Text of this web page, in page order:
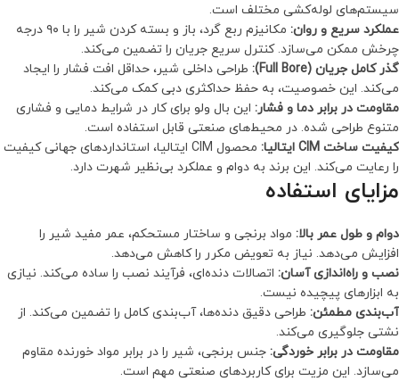
سیستم‌های لوله‌کشی مختلف است.
عملکرد سریع و روان:
مکانیزم ربع گرد، باز و بسته کردن شیر را با ۹۰ درجه
چرخش ممکن می‌سازد. کنترل سریع جریان را تضمین می‌کند.
گذر کامل جریان (Full Bore):
طراحی داخلی شیر، حداقل افت فشار را ایجاد
می‌کند. این خصوصیت، به حفظ حداکثری دبی کمک می‌کند.
مقاومت در برابر دما و فشار: این بال ولو برای کار در شرایط دمایی و فشاری
متنوع طراحی شده. در محیط‌های صنعتی قابل استفاده است.
کیفیت ساخت CIM ایتالیا:
محصول CIM ایتالیا، استانداردهای جهانی کیفیت
را رعایت می‌کند. این برند به دوام و عملکرد بی‌نظیر شهرت دارد.
مزایای استفاده
دوام و طول عمر بالا: مواد برنجی و ساختار مستحکم، عمر مفید شیر را
افزایش می‌دهد. نیاز به تعویض مکرر را کاهش می‌دهد.
نصب و راه‌اندازی آسان: اتصالات دنده‌ای، فرآیند نصب را ساده می‌کند. نیازی
به ابزارهای پیچیده نیست.
آب‌بندی مطمئن: طراحی دقیق دنده‌ها، آب‌بندی کامل را تضمین می‌کند. از
نشتی جلوگیری می‌کند.
مقاومت در برابر خوردگی: جنس برنجی، شیر را در برابر مواد خورنده مقاوم
می‌سازد. این مزیت برای کاربردهای صنعتی مهم است.